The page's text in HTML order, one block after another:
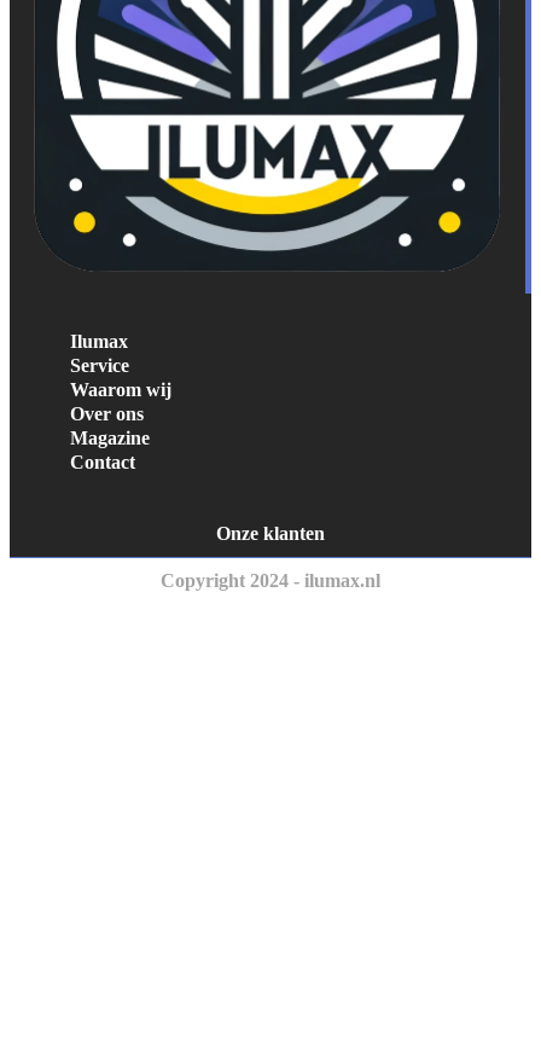
Ilumax
Service
Waarom wij
Over ons
Magazine
Contact
Onze klanten
Copyright 2024 - ilumax.nl